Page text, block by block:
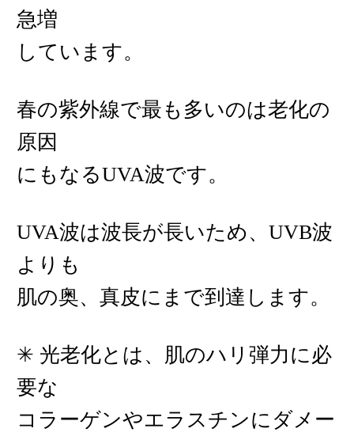
急増
しています。
春の紫外線で最も多いのは老化の
原因
にもなるUVA波です。
UVA波は波長が長いため、UVB波
よりも
肌の奥、真皮にまで到達します。
✳︎ 光老化とは、肌のハリ弾力に必
要な
コラーゲンやエラスチンにダメー